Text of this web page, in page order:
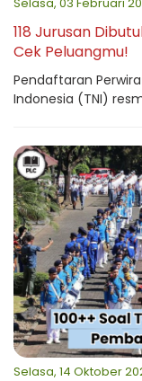
118 Jurusan
Cek Peluangmu!
Pendaftaran
Indonesia (TNI)
Selasa, 14 Oktober